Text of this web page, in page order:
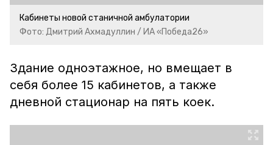
Кабинеты новой станичной амбулатории
Фото: Дмитрий Ахмадуллин / ИА «Победа26»
Здание одноэтажное, но вмещает в
себя более 15 кабинетов, а также
дневной стационар на пять коек.